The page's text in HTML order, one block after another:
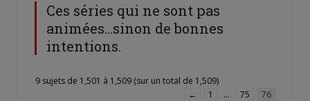
Ces séries qui ne sont pas
animées…sinon de bonnes
intentions.
9 sujets de 1,501 à 1,509 (sur un total de 1,509)
←
1 … 75 76